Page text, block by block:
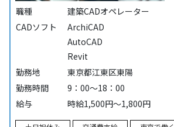
職種
建築CADオペレーター
CADソフト
ArchiCAD
AutoCAD
Revit
勤務地
東京都江東区東陽
勤務時間
9：00～18：00
給与
時給1,500円～1,800円